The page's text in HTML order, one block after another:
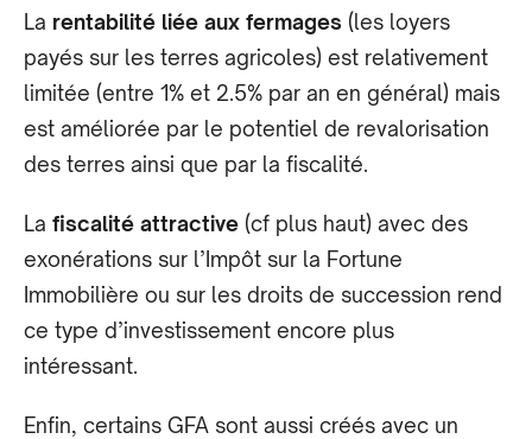
La rentabilité liée aux fermages (les loyers
payés sur les terres agricoles) est relativement
limitée (entre 1% et 2.5% par an en général) mais
est améliorée par le potentiel de revalorisation
des terres ainsi que par la fiscalité.
La fiscalité attractive (cf plus haut) avec des
exonérations sur l’Impôt sur la Fortune
Immobilière ou sur les droits de succession rend
ce type d’investissement encore plus
intéressant.
Enfin, certains GFA sont aussi créés avec un